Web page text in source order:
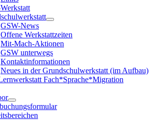
GSW-News
Offene Werkstattzeiten
Mit-Mach-Aktionen
GSW unterwegs
Kontaktinformationen
Neues in der Grundschulwerkstatt (im Aufbau)
Fach*Sprache*Migration